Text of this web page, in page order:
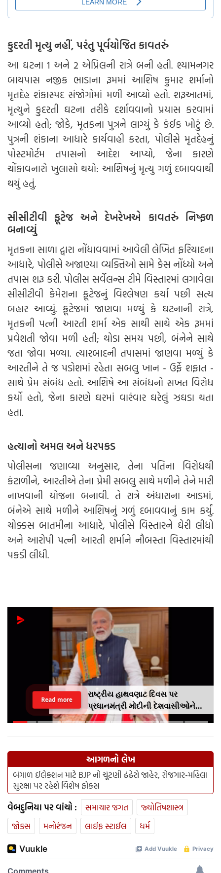
કુદરતી મૃત્યુ નહીં, પરંતુ પૂર્વયોજિત કાવતરું
આ ઘટના 1 અને 2 એપ્રિલની રાત્રે બની હતી. શ્યામનગર
બાયપાસ નજીક ભાડાના રૂમમાં આશિષ કુમાર શર્માનો
મૃતદેહ શંકાસ્પદ સંજોગોમાં મળી આવ્યો હતો. શરૂઆતમાં,
મૃત્યુને કુદરતી ઘટના તરીકે દર્શાવવાનો પ્રયાસ કરવામાં
આવ્યો હતો; જોકે, મૃતકના પુત્રને લાગ્યું કે કંઈક ખોટું છે.
પુત્રની શંકાના આધારે કાર્યવાહી કરતા, પોલીસે મૃતદેહનું
પોસ્ટમોર્ટમ તપાસનો આદેશ આપ્યો, જેના કારણે
ચોંકાવનારો ખુલાસો થયો: આશિષનું મૃત્યુ ગળું દબાવવાથી
થયું હતું.
સીસીટીવી ફૂટેજ અને દેખરેખએ કાવતરું નિષ્ફળ
બનાવ્યું
મૃતકના સાળા દ્વારા નોંધાવવામાં આવેલી લેખિત ફરિયાદના
આધારે, પોલીસે અજાણ્યા વ્યક્તિઓ સામે કેસ નોંધ્યો અને
તપાસ શરૂ કરી. પોલીસ સર્વેલન્સ ટીમે વિસ્તારમાં લગાવેલા
સીસીટીવી કેમેરાના ફૂટેજનું વિશ્લેષણ કર્યા પછી સત્ય
બહાર આવ્યું. ફૂટેજમાં જાણવા મળ્યું કે ઘટનાની રાત્રે,
મૃતકની પત્ની આરતી શર્મા એક સાથી સાથે એક રૂમમાં
પ્રવેશતી જોવા મળી હતી; થોડા સમય પછી, બંનેને સાથે
જતા જોવા મળ્યા. ત્યારબાદની તપાસમાં જાણવા મળ્યું કે
આરતીને તે જ પડોશમાં રહેતા સબલુ ખાન - ઉર્ફે શફાત -
સાથે પ્રેમ સંબંધ હતો. આશિષે આ સંબંધનો સખત વિરોધ
કર્યો હતો, જેના કારણે ઘરમાં વારંવાર ઘરેલું ઝઘડા થતા
હતા.
હત્યાનો અમલ અને ધરપકડ
પોલીસના જણાવ્યા અનુસાર, તેના પતિના વિરોધથી
કંટાળીને, આરતીએ તેના પ્રેમી સબલુ સાથે મળીને તેને મારી
નાખવાની યોજના બનાવી. તે રાત્રે અંધારાના આડમાં,
બંનેએ સાથે મળીને આશિષનું ગળું દબાવવાનું કામ કર્યું.
ચોક્કસ બાતમીના આધારે, પોલીસે વિસ્તારને ઘેરી લીધો
અને આરોપી પત્ની આરતી શર્માને નૌબસ્તા વિસ્તારમાંથી
પકડી લીધી.
રાષ્ટ્રીય હાથવણાટ દિવસ પર
પ્રધાનમંત્રી મોદીની દેશવાસીઓને
અપીલૢ સ્થાનિક કપડાં પહેરો,
Read more
આગળનો લેખ
બંગાળ ઈલેક્શન માટે BJP નો ચૂંટણી ઢંઢેરો જાહેર, રોજગાર-મહિલા
સુરક્ષા પર રહેશે વિશેષ ફોકસ
વેબદુનિયા પર વાંચો : સમાચાર જગત
જ્યોતિષશાસ્ત્ર
જોક્સ
મનોરંજન લાઈફ સ્ટાઈલ ધર્મ